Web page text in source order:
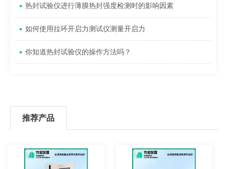
热封试验仪进行薄膜热封强度检测时的影响因素
如何使用拉环开启力测试仪测量开启力
你知道热封试验仪的操作方法吗？
推荐产品